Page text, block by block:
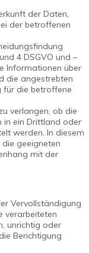
der Daten,
der betroffenen
4 DSGVO und –
Informationen über
die angestrebten
für die betroffene
verlangen, ob die
in ein Drittland oder
werden. In diesem
geeigneten
mit der
Vervollständigung
verarbeiteten
unrichtig oder
Berichtigung